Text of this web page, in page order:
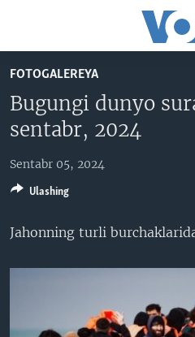
boring
Boshiga
Qidiruvga
o'ting
AMERIKA
MARKAZIY OSIYO
MULTIMEDIA
VASHINGTON CHOYXONASI
FOTOGALEREYA
Bugungi dunyo
sentabr, 2024
Sentabr 05, 2024
Jahonning turli
Ulashing